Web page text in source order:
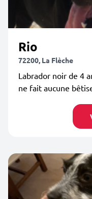
Rio
72200, La Flèche
Labrador noir de 4
ne fait aucune